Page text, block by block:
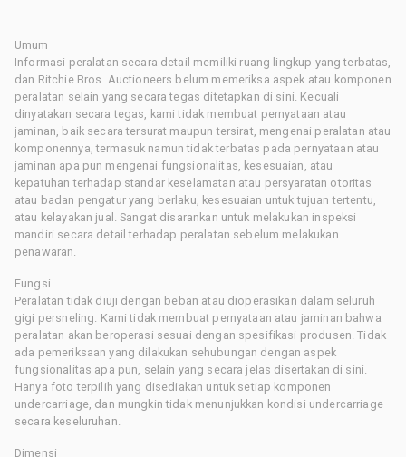
Umum
Informasi peralatan secara detail memiliki ruang lingkup yang terbatas,
dan Ritchie Bros. Auctioneers belum memeriksa aspek atau komponen
peralatan selain yang secara tegas ditetapkan di sini. Kecuali
dinyatakan secara tegas, kami tidak membuat pernyataan atau
jaminan, baik secara tersurat maupun tersirat, mengenai peralatan atau
komponennya, termasuk namun tidak terbatas pada pernyataan atau
jaminan apa pun mengenai fungsionalitas, kesesuaian, atau
kepatuhan terhadap standar keselamatan atau persyaratan otoritas
atau badan pengatur yang berlaku, kesesuaian untuk tujuan tertentu,
atau kelayakan jual. Sangat disarankan untuk melakukan inspeksi
mandiri secara detail terhadap peralatan sebelum melakukan
penawaran.
Fungsi
Peralatan tidak diuji dengan beban atau dioperasikan dalam seluruh
gigi persneling. Kami tidak membuat pernyataan atau jaminan bahwa
peralatan akan beroperasi sesuai dengan spesifikasi produsen. Tidak
ada pemeriksaan yang dilakukan sehubungan dengan aspek
fungsionalitas apa pun, selain yang secara jelas disertakan di sini.
Hanya foto terpilih yang disediakan untuk setiap komponen
undercarriage, dan mungkin tidak menunjukkan kondisi undercarriage
secara keseluruhan.
Dimensi